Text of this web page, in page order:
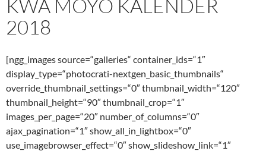
KWA MOYO KALENDER
2018
[ngg_images source=“galleries“ container_ids=“1″
display_type=“photocrati-nextgen_basic_thumbnails“
override_thumbnail_settings=“0″ thumbnail_width=“120″
thumbnail_height=“90″ thumbnail_crop=“1″
images_per_page=“20″ number_of_columns=“0″
ajax_pagination=“1″ show_all_in_lightbox=“0″
use_imagebrowser_effect=“0″ show_slideshow_link=“1″